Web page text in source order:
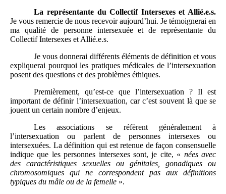
La représentante du Collectif Intersexes et Allié.e.s.
Je vous remercie de nous recevoir aujourd’hui. Je témoignerai en
ma qualité de personne intersexuée et de représentante du
Collectif Intersexes et Allié.e.s.
Je vous donnerai différents éléments de définition et vous
expliquerai pourquoi les pratiques médicales de l’intersexuation
posent des questions et des problèmes éthiques.
Premièrement, qu’est-ce que l’intersexuation ? Il est
important de définir l’intersexuation, car c’est souvent là que se
jouent un certain nombre d’enjeux.
Les associations se réfèrent généralement à
l’intersexuation ou parlent de personnes intersexes ou
intersexuées. La définition qui est retenue de façon consensuelle
indique que les personnes intersexes sont, je cite, « nées avec
des caractéristiques sexuelles ou génitales, gonadiques ou
chromosomiques qui ne correspondent pas aux définitions
typiques du mâle ou de la femelle ».